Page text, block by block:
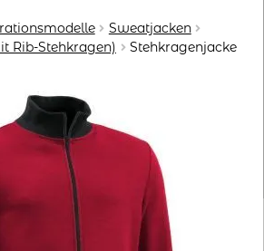
KONFIGURATOR
Sweatjacken
Rib-Stehkragen)
Stehkragenjacke